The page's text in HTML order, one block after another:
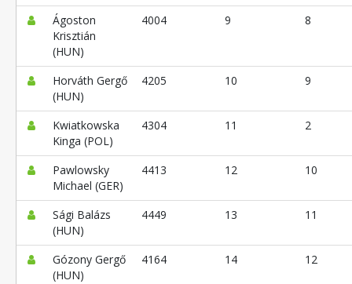
Ágoston
Krisztián
(HUN)
4004 9 8
Horváth Gergő
(HUN)
4205 10 9
Kwiatkowska
Kinga (POL)
4304 11 2
Pawlowsky
Michael (GER)
4413 12 10
Sági Balázs
(HUN)
4449 13 11
Gózony Gergő
(HUN)
4164 14 12